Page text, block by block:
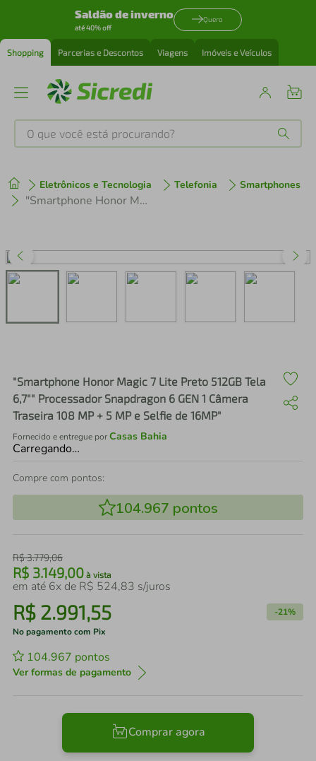
Saldão de inverno
até 40% off
Quero
Shopping Parcerias e Descontos Viagens Imóveis e Veículos
O que você está procurando?
Eletrônicos e Tecnologia Telefonia Smartphones
"Smartphone Honor Magic 7 Lite Preto 512GB Tela 6,7"" Processador Snapdragon 6 GEN 1 Câmera Traseira 108 MP + 5 MP e Selfie de 16MP"
"Smartphone Honor Magic 7 Lite Preto 512GB Tela
6,7"" Processador Snapdragon 6 GEN 1 Câmera
Traseira 108 MP + 5 MP e Selfie de 16MP"
Fornecido e entregue porCasas Bahia
Carregando…
Compre com pontos:
104.967 pontos
R$3.779,06
R$ 3.149,00 à vista
em até 6x de R$ 524,83 s/juros
R$ 2.991,55 -21%
No pagamento com Pix
104.967 pontos
Ver formas de pagamento
Comprar agora
1º tenis
perfume